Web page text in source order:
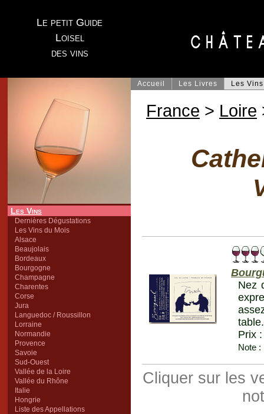
Le petit Guide
Loisel
des vins
Les Vins
Dernières Dégustations
Les Vins du Mois
Alsace
Beaujolais
Bordeaux
Bourgogne
Champagne
Charentes
Corse
Jura
Languedoc / Roussillon
Lorraine
Normandie
Provence
Savoie
Sud-Ouest
Vallée de la Loire
Vallée du Rhône
Italie
Hongrie
Liste des Appellations
Accueil Les Livres Les Vins
France > Loire
Nez
Prix
Note :
Cliquer sur les